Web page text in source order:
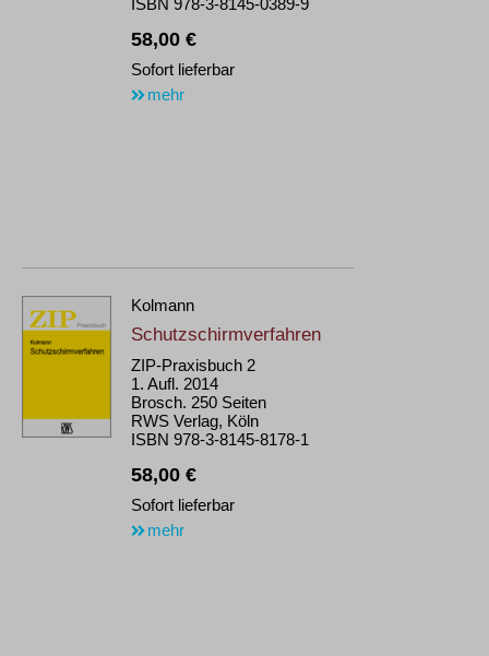
ISBN 978-3-8145-0389-9
58,00 €
Sofort lieferbar
mehr
Kolmann
Schutzschirmverfahren
ZIP-Praxisbuch 2
1. Aufl. 2014
Brosch. 250 Seiten
RWS Verlag, Köln
ISBN 978-3-8145-8178-1
58,00 €
Sofort lieferbar
mehr